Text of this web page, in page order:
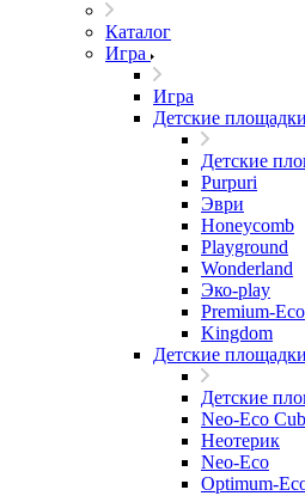
Каталог
Игра
Игра
Детские
Детские
Purpuri
Эври
Honeycomb
Playground
Wonderland
Эко-play
Premium-Eco
Kingdom
Детские
Детские
Neo-Eco
Неотерик
Neo-Eco
Оptimum-